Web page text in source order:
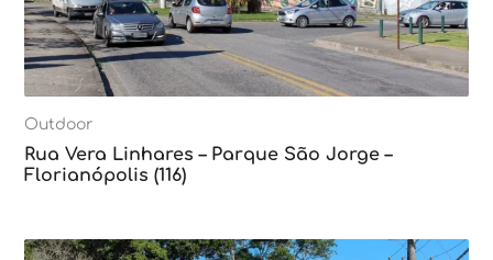
Outdoor
Rua Vera Linhares – Parque São Jorge –
Florianópolis (116)